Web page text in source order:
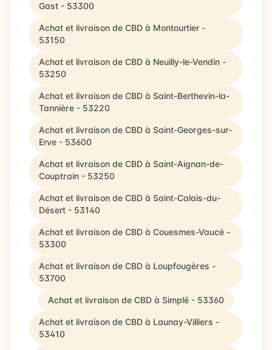
Gast - 53300
Achat et livraison de CBD à Montourtier -
53150
Achat et livraison de CBD à Neuilly-le-Vendin -
53250
Achat et livraison de CBD à Saint-Berthevin-la-
Tannière - 53220
Achat et livraison de CBD à Saint-Georges-sur-
Erve - 53600
Achat et livraison de CBD à Saint-Aignan-de-
Couptrain - 53250
Achat et livraison de CBD à Saint-Calais-du-
Désert - 53140
Achat et livraison de CBD à Couesmes-Vaucé -
53300
Achat et livraison de CBD à Loupfougères -
53700
Achat et livraison de CBD à Simplé - 53360
Achat et livraison de CBD à Launay-Villiers -
53410